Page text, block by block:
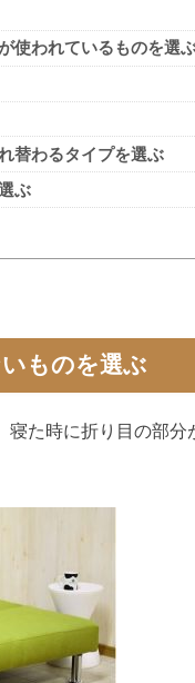
使われているものを選
替わるタイプを選ぶ
ぶ
ものを選ぶ
た時に折り目の部